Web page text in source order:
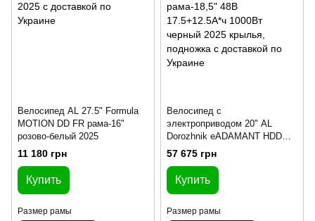
Велосипед AL 27.5" Formula
MOTION DD FR рама-16"
розово-белый 2025
11 180 грн
Купить
Размер рамы
Велосипед с
электроприводом 20" AL
Dorozhnik eADAMANT HDD
рама-18,5" 48B 17.5+12.5А*ч
1000Вт черный 2025 крылья,
подножка
57 675 грн
Купить
Размер рамы